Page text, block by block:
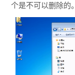
个是不可以删除的。